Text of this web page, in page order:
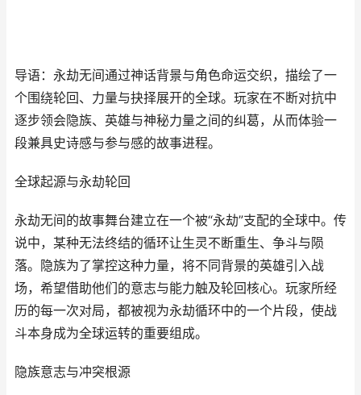
导语：永劫无间通过神话背景与角色命运交织，描绘了一
个围绕轮回、力量与抉择展开的全球。玩家在不断对抗中
逐步领会隐族、英雄与神秘力量之间的纠葛，从而体验一
段兼具史诗感与参与感的故事进程。
全球起源与永劫轮回
永劫无间的故事舞台建立在一个被“永劫”支配的全球中。传
说中，某种无法终结的循环让生灵不断重生、争斗与陨
落。隐族为了掌控这种力量，将不同背景的英雄引入战
场，希望借助他们的意志与能力触及轮回核心。玩家所经
历的每一次对局，都被视为永劫循环中的一个片段，使战
斗本身成为全球运转的重要组成。
隐族意志与冲突根源